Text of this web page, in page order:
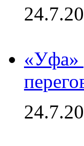
«Уфа»